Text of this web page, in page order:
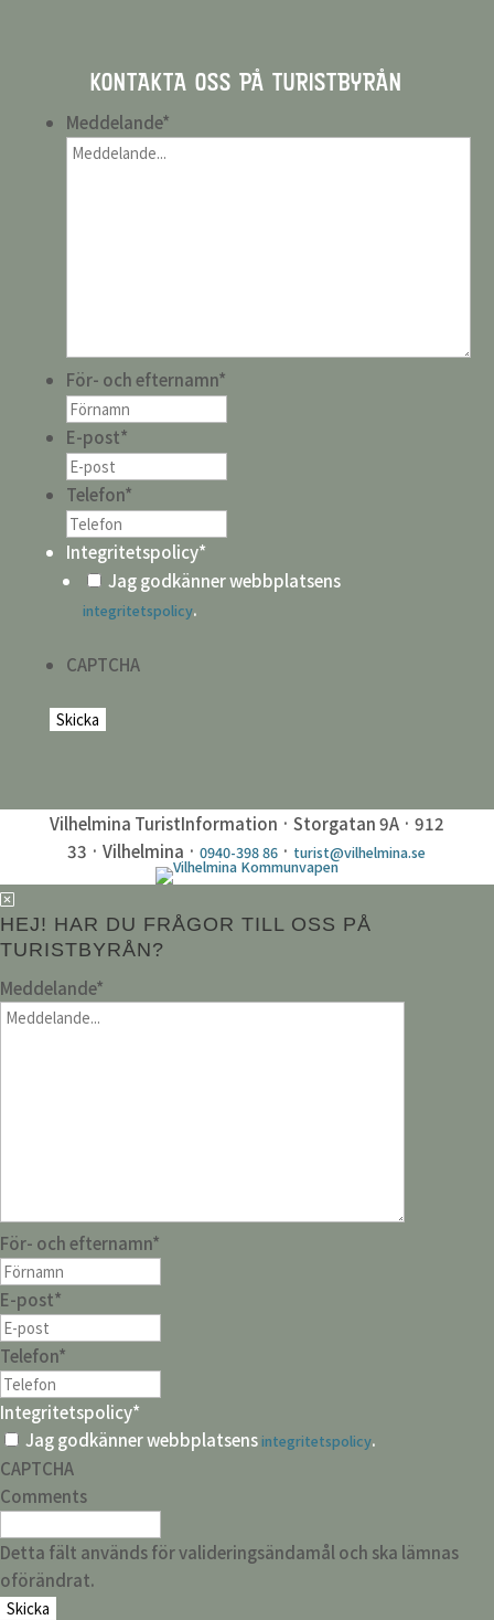
KONTAKTA OSS PÅ TURISTBYRÅN
Meddelande*
För- och efternamn*
E-post*
Telefon*
Integritetspolicy*
Jag godkänner webbplatsens
integritetspolicy.
CAPTCHA
Vilhelmina TuristInformation · Storgatan 9A · 912
33 · Vilhelmina ·0940-398 86 · turist@vilhelmina.se
HEJ! HAR DU FRÅGOR TILL OSS PÅ
TURISTBYRÅN?
Meddelande*
För- och efternamn*
E-post*
Telefon*
Integritetspolicy*
Jag godkänner webbplatsensintegritetspolicy.
CAPTCHA
Comments
Detta fält används för valideringsändamål och ska lämnas
oförändrat.